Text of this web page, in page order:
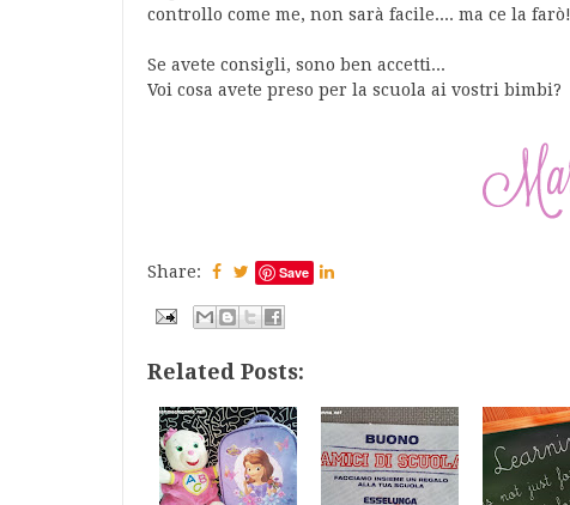
controllo come me, non sarà facile.... ma ce la farò!
Se avete consigli, sono ben accetti...
Voi cosa avete preso per la scuola ai vostri bimbi?
Share: Save
Related Posts: